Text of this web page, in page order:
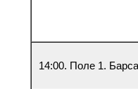
14:00. Поле 1.